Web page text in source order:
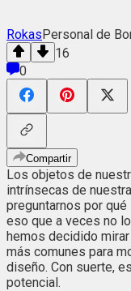
RokasPersonal de
16
0
Compartir
Los objetos de
intrínsecas de
preguntarnos por
eso que a veces no
hemos decidido
más comunes para
diseño. Con suerte,
potencial.